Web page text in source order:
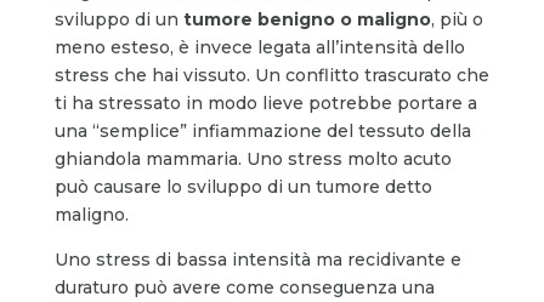
sviluppo di un tumore benigno o maligno, più o
meno esteso, è invece legata all’intensità dello
stress che hai vissuto. Un conflitto trascurato che
ti ha stressato in modo lieve potrebbe portare a
una “semplice” infiammazione del tessuto della
ghiandola mammaria. Uno stress molto acuto
può causare lo sviluppo di un tumore detto
maligno.
Uno stress di bassa intensità ma recidivante e
duraturo può avere come conseguenza una